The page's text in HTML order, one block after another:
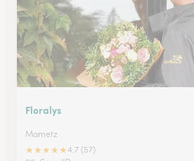
Floralys
Mametz
★★★★★4.7 (57)